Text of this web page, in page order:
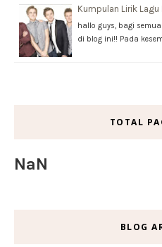
Kumpulan Lirik Lagu
hallo guys, bagi
di blog ini!! Pada
TOTAL
NaN
BLOG